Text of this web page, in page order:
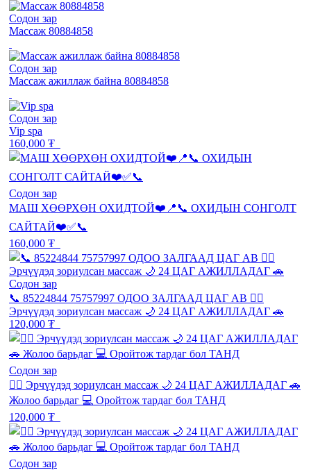
Содон зар
Массаж 80884858
Содон зар
Массаж ажиллаж байна 80884858
Содон зар
Vip spa
160,000 ₮
Содон зар
МАШ ХӨӨРХӨН ОХИДТОЙ❤️📍📞 ОХИДЫН СОНГОЛТ
САЙТАЙ❤️✅📞
160,000 ₮
Содон зар
📞 85224844 75757997 ОДОО ЗАЛГААД ЦАГ АВ 💆‍♂️
Эрчүүдэд зориулсан массаж 🌙 24 ЦАГ АЖИЛЛАДАГ 🚗
120,000 ₮
Содон зар
💆‍♂️ Эрчүүдэд зориулсан массаж 🌙 24 ЦАГ АЖИЛЛАДАГ 🚗
Жолоо барьдаг 💻 Оройтож тардаг бол ТАНД
120,000 ₮
Содон зар